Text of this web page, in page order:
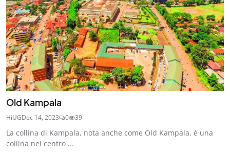
Old Kampala
HiUGDec 14, 2023 0 39
La collina di Kampala, nota anche come Old Kampala, è una
collina nel centro ...